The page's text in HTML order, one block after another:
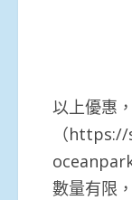
以上優惠
（https://
數量有限